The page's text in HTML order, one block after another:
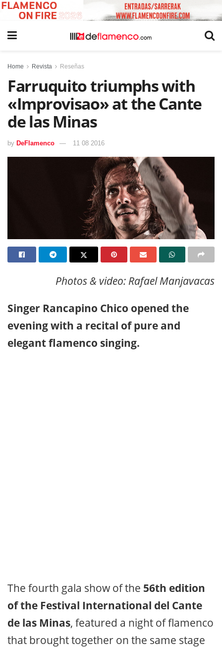
Home Revista Reseñas
Farruquito triumphs with
«Improvisao» at the Cante
de las Minas
by DeFlamenco 11 08 2016
Photos & video: Rafael Manjavacas
Singer Rancapino Chico opened the
evening with a recital of pure and
elegant flamenco singing.
The fourth gala show of the 56th edition
of the Festival International del Cante
de las Minas, featured a night of flamenco
that brought together on the same stage